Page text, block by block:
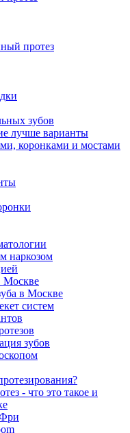
протез
зубов
лучше варианты
коронками и мостами
наркозом
Москве
в Москве
систем
зубов
- что это такое и